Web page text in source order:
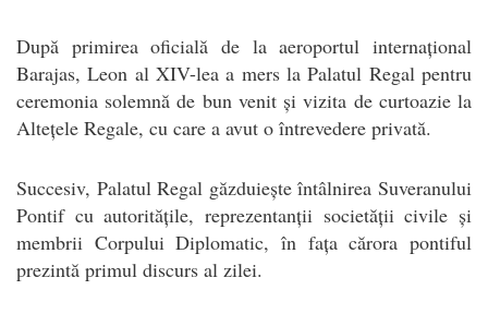
După primirea oficială de la aeroportul internațional
Barajas, Leon al XIV-lea a mers la Palatul Regal pentru
ceremonia solemnă de bun venit și vizita de curtoazie la
Altețele Regale, cu care a avut o întrevedere privată.
Succesiv, Palatul Regal găzduiește întâlnirea Suveranului
Pontif cu autoritățile, reprezentanții societății civile și
membrii Corpului Diplomatic, în fața cărora pontiful
prezintă primul discurs al zilei.